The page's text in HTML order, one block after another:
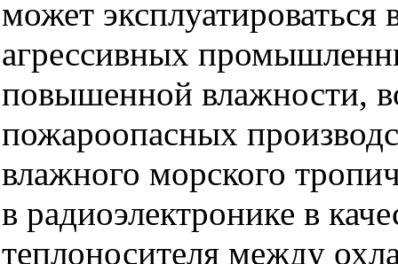
может эксплуатироваться
агрессивных
повышенной влажности,
пожароопасных
влажного морского
в радиоэлектронике в
теплоносителя между